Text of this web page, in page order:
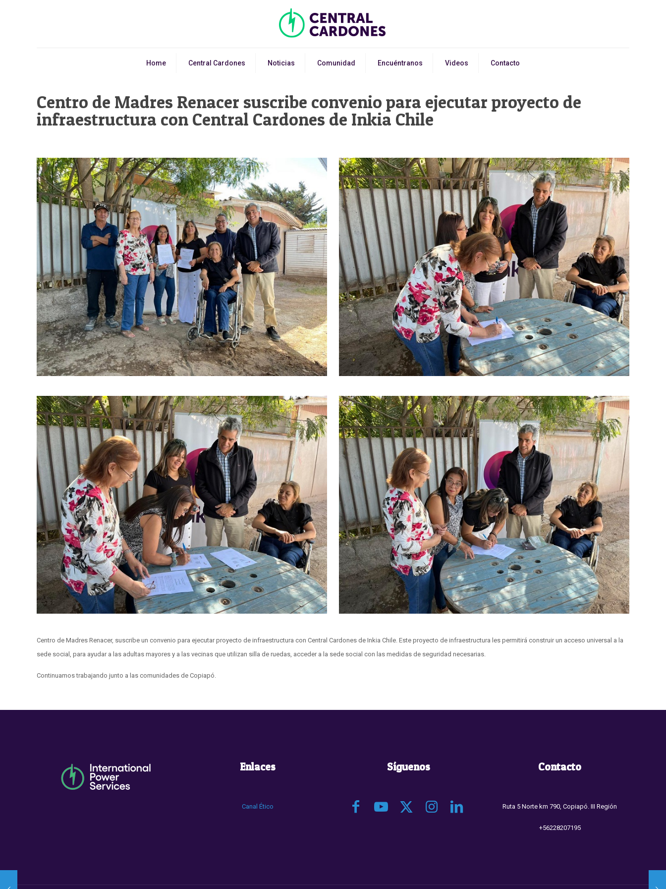
Home Central Cardones Noticias Comunidad Encuéntranos Videos Contacto
Centro de Madres Renacer suscribe convenio para ejecutar proyecto de
infraestructura con Central Cardones de Inkia Chile
Centro de Madres Renacer, suscribe un convenio para ejecutar proyecto de infraestructura con Central Cardones de Inkia Chile. Este proyecto de infraestructura les permitirá construir un acceso universal a la
sede social, para ayudar a las adultas mayores y a las vecinas que utilizan silla de ruedas, acceder a la sede social con las medidas de seguridad necesarias.
Continuamos trabajando junto a las comunidades de Copiapó.
Enlaces
Canal Ético
Síguenos Contacto
Ruta 5 Norte km 790, Copiapó. III Región
+56228207195